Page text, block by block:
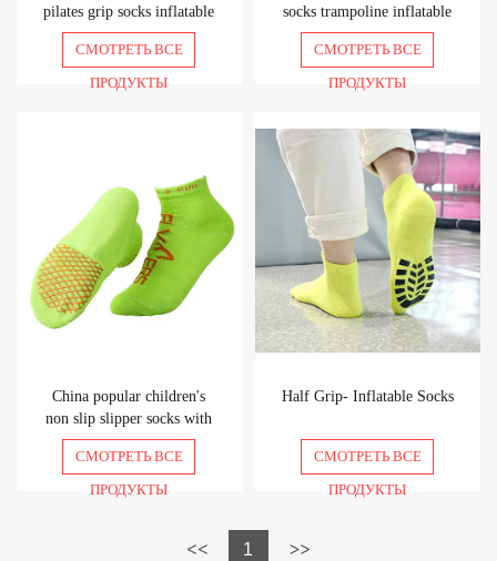
pilates grip socks inflatable
park half grip socks
СМОТРЕТЬ ВСЕ
ПРОДУКТЫ
socks trampoline inflatable
socks with grips on bottom
СМОТРЕТЬ ВСЕ
ПРОДУКТЫ
China popular children's
non slip slipper socks with
grips no slip socks half non
skid socks
СМОТРЕТЬ ВСЕ
ПРОДУКТЫ
Half Grip- Inflatable Socks
СМОТРЕТЬ ВСЕ
ПРОДУКТЫ
1